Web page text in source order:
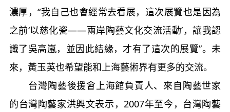
濃厚，“我自己也會經常去看展，這次展覽也是因為
之前‘以慈化瓷——兩岸陶藝文化交流活動’，讓我認
識了吳高嵐，並因此結緣，才有了這次的展覽”。未
來，黃玉英也希望能和上海藝術界有更多的交流。
台灣陶藝後援會上海館負責人、來自陶藝世家
的台灣陶藝家洪興文表示，2007年至今，台灣陶藝